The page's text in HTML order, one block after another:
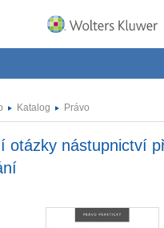
Katalog Právo
otázky nástupnictví